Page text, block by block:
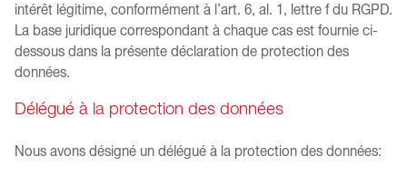
intérêt légitime, conformément à l’art. 6, al. 1, lettre f du RGPD.
La base juridique correspondant à chaque cas est fournie ci-
dessous dans la présente déclaration de protection des
données.
Délégué à la protection des données
Nous avons désigné un délégué à la protection des données: